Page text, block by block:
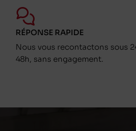
RÉPONSE RAPIDE
Nous vous recontactons sous
48h, sans engagement.